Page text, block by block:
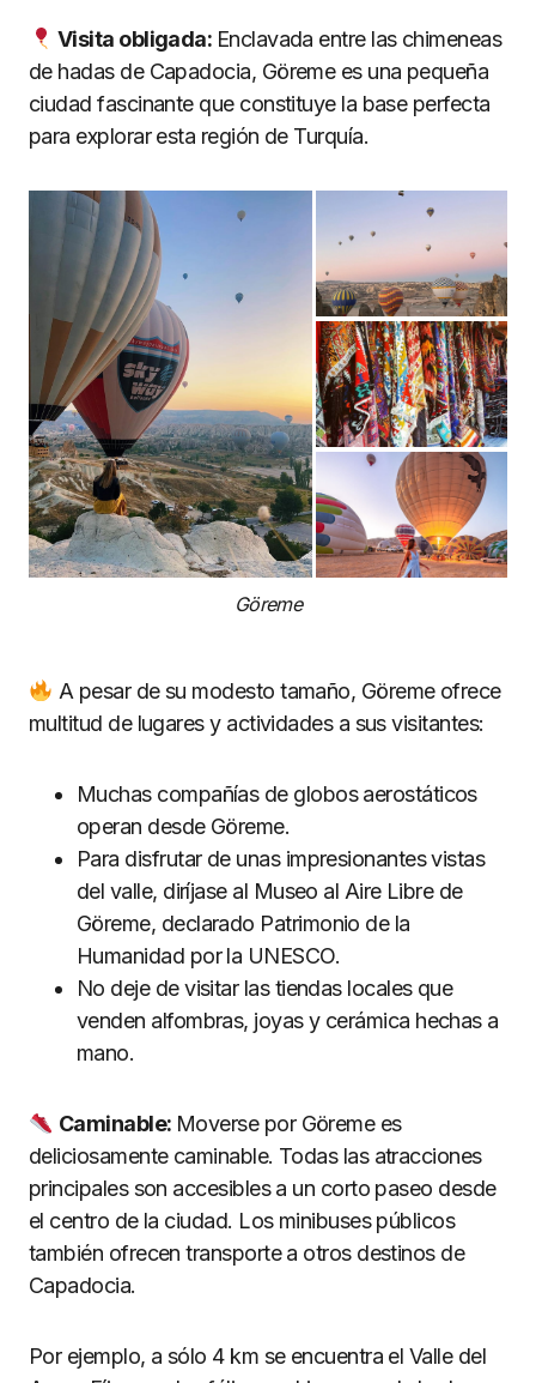
Visita obligada: Enclavada entre las chimeneas
de hadas de Capadocia, Göreme es una pequeña
ciudad fascinante que constituye la base perfecta
para explorar esta región de Turquía.
Göreme
A pesar de su modesto tamaño, Göreme ofrece
multitud de lugares y actividades a sus visitantes:
Muchas compañías de globos aerostáticos
operan desde Göreme.
Para disfrutar de unas impresionantes vistas
del valle, diríjase al Museo al Aire Libre de
Göreme, declarado Patrimonio de la
Humanidad por la UNESCO.
No deje de visitar las tiendas locales que
venden alfombras, joyas y cerámica hechas a
mano.
Caminable: Moverse por Göreme es
deliciosamente caminable. Todas las atracciones
principales son accesibles a un corto paseo desde
el centro de la ciudad. Los minibuses públicos
también ofrecen transporte a otros destinos de
Capadocia.
Por ejemplo, a sólo 4 km se encuentra el Valle del